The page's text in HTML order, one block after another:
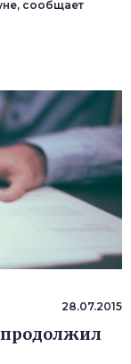
сообщает
28.07.2015